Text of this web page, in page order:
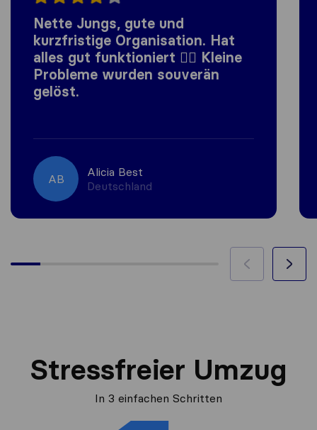
Nette Jungs, gute und
kurzfristige Organisation. Hat
alles gut funktioniert 👍🏼 Kleine
Probleme wurden souverän
gelöst.
AB
Alicia Best
Deutschland
Stressfreier Umzug
In 3 einfachen Schritten